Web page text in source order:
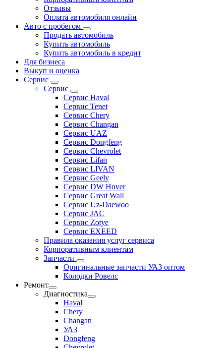
Отзывы
Оплата автомобиля онлайн
Авто с пробегом
Продать автомобиль
Купить автомобиль
Купить автомобиль в кредит
Для бизнеса
Выкуп и оценка
Сервис
Сервис
Сервис Haval
Сервис Tenet
Сервис Chery
Сервис Changan
Сервис UAZ
Сервис Dongfeng
Сервис Chevrolet
Сервис Lifan
Сервис LIVAN
Сервис Geely
Сервис DW Hover
Сервис Great Wall
Сервис Uz-Daewoo
Сервис JAC
Сервис Zotye
Сервис EXEED
Правила оказания услуг сервиса
Корпоративным клиентам
Запчасти
Оригинальные запчасти УАЗ оптом
Колодки Ровелс
Ремонт
Диагностика
Haval
Chery
Changan
УАЗ
Dongfeng